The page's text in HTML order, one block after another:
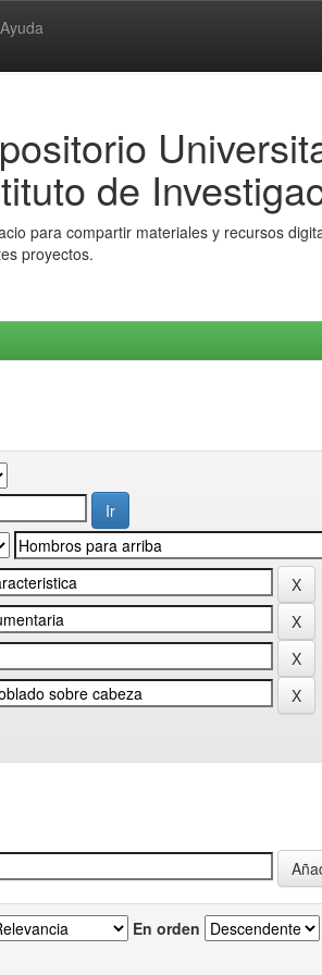
Ayuda
de
para compartir materiales y recursos
proyectos.
En orden